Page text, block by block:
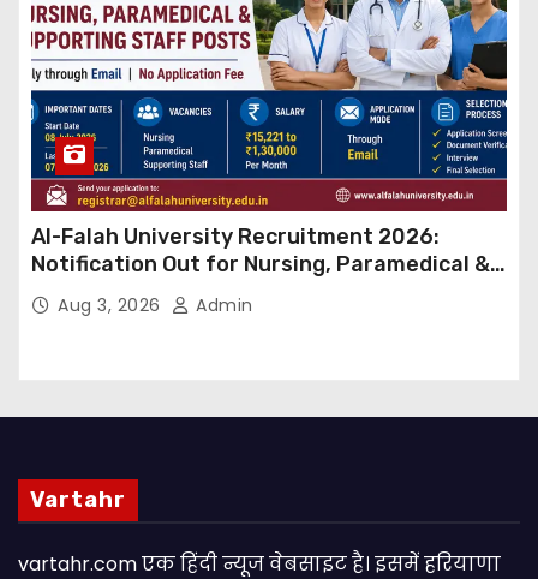
Al-Falah University Recruitment 2026:
Notification Out for Nursing, Paramedical &
Supporting Staff Posts, Apply Through Email
Aug 3, 2026 Admin
Vartahr
vartahr.com एक हिंदी न्यूज वेबसाइट है। इसमें हरियाणा